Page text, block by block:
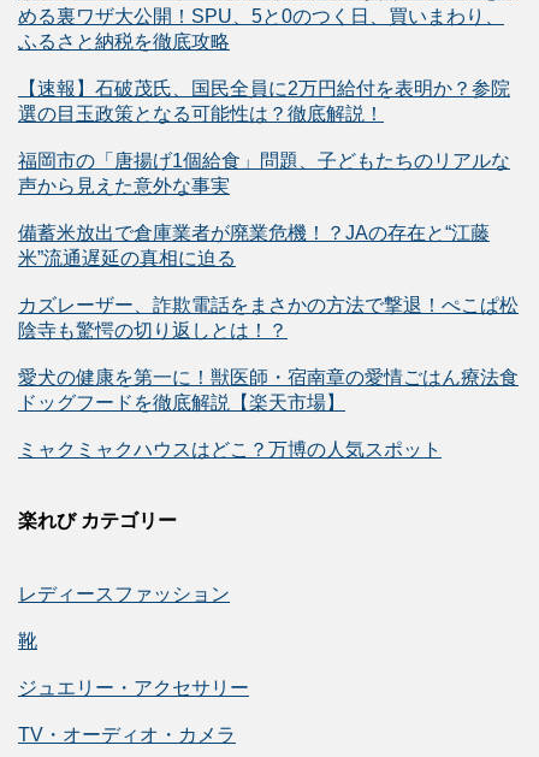
める裏ワザ大公開！SPU、5と0のつく日、買いまわり、
ふるさと納税を徹底攻略
【速報】石破茂氏、国民全員に2万円給付を表明か？参院
選の目玉政策となる可能性は？徹底解説！
福岡市の「唐揚げ1個給食」問題、子どもたちのリアルな
声から見えた意外な事実
備蓄米放出で倉庫業者が廃業危機！？JAの存在と“江藤
米”流通遅延の真相に迫る
カズレーザー、詐欺電話をまさかの方法で撃退！ぺこぱ松
陰寺も驚愕の切り返しとは！？
愛犬の健康を第一に！獣医師・宿南章の愛情ごはん療法食
ドッグフードを徹底解説【楽天市場】
ミャクミャクハウスはどこ？万博の人気スポット
楽れび カテゴリー
レディースファッション
靴
ジュエリー・アクセサリー
TV・オーディオ・カメラ